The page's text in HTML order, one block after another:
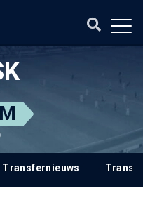
Transfernieuws